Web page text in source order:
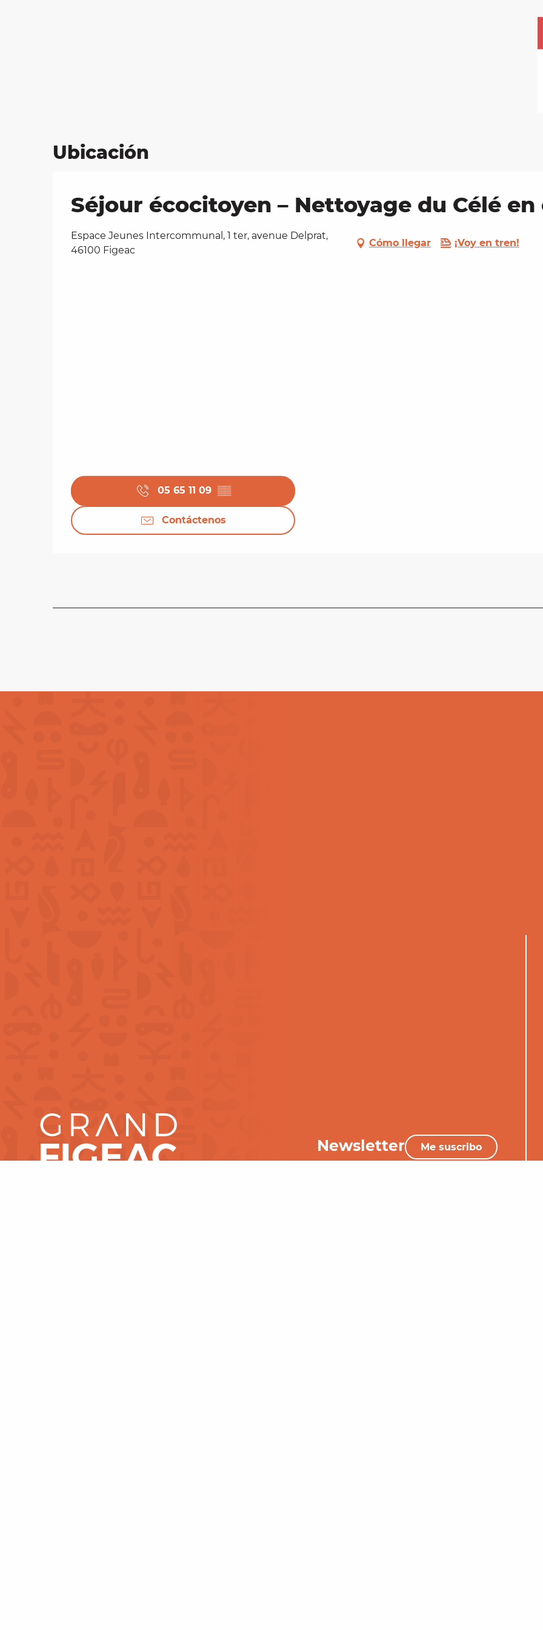
Ubicación
Séjour écocitoyen – Nettoyage du Célé en
Espace Jeunes Intercommunal, 1 ter, avenue Delprat,
46100 Figeac
Cómo llegar ¡Voy en tren!
05 65 11 09 ▒▒
Contáctenos
Newsletter Me suscribo